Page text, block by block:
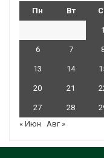
Пн Вт
1
6 7
13 14
20 21
27 28
« Июн
Авг »